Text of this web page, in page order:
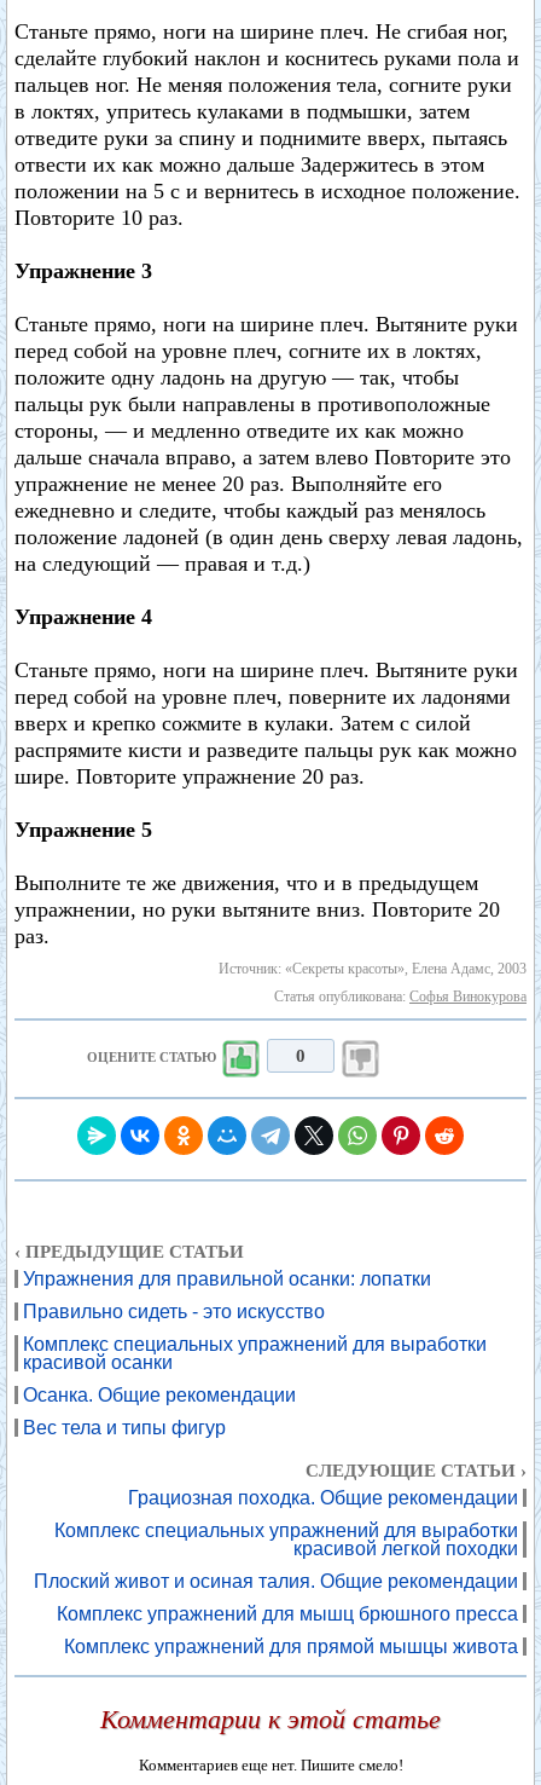
Станьте прямо, ноги на ширине плеч. Не сгибая ног,
сделайте глубокий наклон и коснитесь руками пола и
пальцев ног. Не меняя положения тела, согните руки
в локтях, упритесь кулаками в подмышки, затем
отведите руки за спину и поднимите вверх, пытаясь
отвести их как можно дальше Задержитесь в этом
положении на 5 с и вернитесь в исходное положение.
Повторите 10 раз.
Упражнение 3
Станьте прямо, ноги на ширине плеч. Вытяните руки
перед собой на уровне плеч, согните их в локтях,
положите одну ладонь на другую — так, чтобы
пальцы рук были направлены в противоположные
стороны, — и медленно отведите их как можно
дальше сначала вправо, а затем влево Повторите это
упражнение не менее 20 раз. Выполняйте его
ежедневно и следите, чтобы каждый раз менялось
положение ладоней (в один день сверху левая ладонь,
на следующий — правая и т.д.)
Упражнение 4
Станьте прямо, ноги на ширине плеч. Вытяните руки
перед собой на уровне плеч, поверните их ладонями
вверх и крепко сожмите в кулаки. Затем с силой
распрямите кисти и разведите пальцы рук как можно
шире. Повторите упражнение 20 раз.
Упражнение 5
Выполните те же движения, что и в предыдущем
упражнении, но руки вытяните вниз. Повторите 20
раз.
Источник: «Секреты красоты», Елена Адамс, 2003
Статья опубликована: Софья Винокурова
ОЦЕНИТЕ СТАТЬЮ 0
‹ ПРЕДЫДУЩИЕ СТАТЬИ
Упражнения для правильной осанки: лопатки
Правильно сидеть - это искусство
Комплекс специальных упражнений для выработки
красивой осанки
Осанка. Общие рекомендации
Вес тела и типы фигур
СЛЕДУЮЩИЕ СТАТЬИ ›
Грациозная походка. Общие рекомендации
Комплекс специальных упражнений для выработки
красивой легкой походки
Плоский живот и осиная талия. Общие рекомендации
Комплекс упражнений для мышц брюшного пресса
Комплекс упражнений для прямой мышцы живота
Комментарии к этой статье
Комментариев еще нет. Пишите смело!